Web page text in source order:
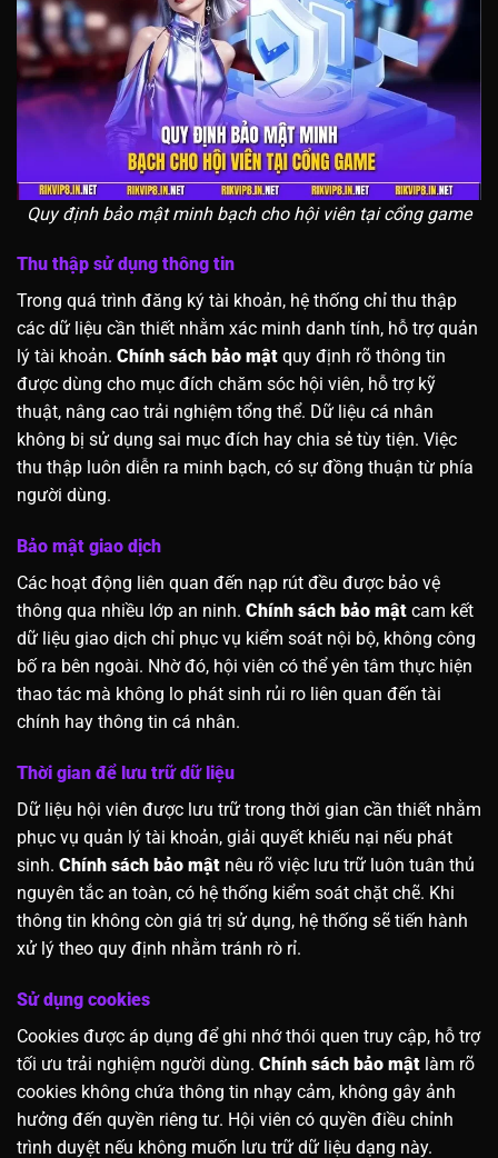
Quy định bảo mật minh bạch cho hội viên tại cổng game
Thu thập sử dụng thông tin
Trong quá trình đăng ký tài khoản, hệ thống chỉ thu thập
các dữ liệu cần thiết nhằm xác minh danh tính, hỗ trợ quản
lý tài khoản. Chính sách bảo mật quy định rõ thông tin
được dùng cho mục đích chăm sóc hội viên, hỗ trợ kỹ
thuật, nâng cao trải nghiệm tổng thể. Dữ liệu cá nhân
không bị sử dụng sai mục đích hay chia sẻ tùy tiện. Việc
thu thập luôn diễn ra minh bạch, có sự đồng thuận từ phía
người dùng.
Bảo mật giao dịch
Các hoạt động liên quan đến nạp rút đều được bảo vệ
thông qua nhiều lớp an ninh. Chính sách bảo mật cam kết
dữ liệu giao dịch chỉ phục vụ kiểm soát nội bộ, không công
bố ra bên ngoài. Nhờ đó, hội viên có thể yên tâm thực hiện
thao tác mà không lo phát sinh rủi ro liên quan đến tài
chính hay thông tin cá nhân.
Thời gian để lưu trữ dữ liệu
Dữ liệu hội viên được lưu trữ trong thời gian cần thiết nhằm
phục vụ quản lý tài khoản, giải quyết khiếu nại nếu phát
sinh. Chính sách bảo mật nêu rõ việc lưu trữ luôn tuân thủ
nguyên tắc an toàn, có hệ thống kiểm soát chặt chẽ. Khi
thông tin không còn giá trị sử dụng, hệ thống sẽ tiến hành
xử lý theo quy định nhằm tránh rò rỉ.
Sử dụng cookies
Cookies được áp dụng để ghi nhớ thói quen truy cập, hỗ trợ
tối ưu trải nghiệm người dùng. Chính sách bảo mật làm rõ
cookies không chứa thông tin nhạy cảm, không gây ảnh
hưởng đến quyền riêng tư. Hội viên có quyền điều chỉnh
trình duyệt nếu không muốn lưu trữ dữ liệu dạng này.